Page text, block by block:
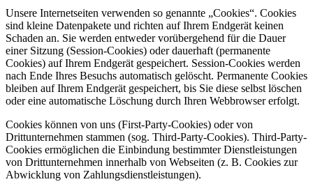
Unsere Internetseiten verwenden so genannte „Cookies“. Cookies
sind kleine Datenpakete und richten auf Ihrem Endgerät keinen
Schaden an. Sie werden entweder vorübergehend für die Dauer
einer Sitzung (Session-Cookies) oder dauerhaft (permanente
Cookies) auf Ihrem Endgerät gespeichert. Session-Cookies werden
nach Ende Ihres Besuchs automatisch gelöscht. Permanente Cookies
bleiben auf Ihrem Endgerät gespeichert, bis Sie diese selbst löschen
oder eine automatische Löschung durch Ihren Webbrowser erfolgt.
Cookies können von uns (First-Party-Cookies) oder von
Drittunternehmen stammen (sog. Third-Party-Cookies). Third-Party-
Cookies ermöglichen die Einbindung bestimmter Dienstleistungen
von Drittunternehmen innerhalb von Webseiten (z. B. Cookies zur
Abwicklung von Zahlungsdienstleistungen).